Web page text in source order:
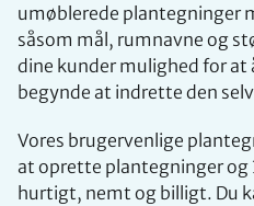
umøblerede plantegninger
såsom mål, rumnavne og
dine kunder mulighed for at
begynde at indrette den
Vores brugervenlige
at oprette plantegninger
hurtigt, nemt og billigt. Du